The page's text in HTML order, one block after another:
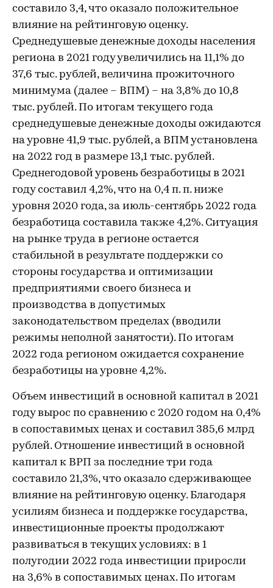
составило 3,4, что оказало положительное
влияние на рейтинговую оценку.
Среднедушевые денежные доходы населения
региона в 2021 году увеличились на 11,1% до
37,6 тыс. рублей, величина прожиточного
минимума (далее – ВПМ) – на 3,8% до 10,8
тыс. рублей. По итогам текущего года
среднедушевые денежные доходы ожидаются
на уровне 41,9 тыс. рублей, а ВПМ установлена
на 2022 год в размере 13,1 тыс. рублей.
Среднегодовой уровень безработицы в 2021
году составил 4,2%, что на 0,4 п. п. ниже
уровня 2020 года, за июль-сентябрь 2022 года
безработица составила также 4,2%. Ситуация
на рынке труда в регионе остается
стабильной в результате поддержки со
стороны государства и оптимизации
предприятиями своего бизнеса и
производства в допустимых
законодательством пределах (вводили
режимы неполной занятости). По итогам
2022 года регионом ожидается сохранение
безработицы на уровне 4,2%.
Объем инвестиций в основной капитал в 2021
году вырос по сравнению с 2020 годом на 0,4%
в сопоставимых ценах и составил 385,6 млрд
рублей. Отношение инвестиций в основной
капитал к ВРП за последние три года
составило 21,3%, что оказало сдерживающее
влияние на рейтинговую оценку. Благодаря
усилиям бизнеса и поддержке государства,
инвестиционные проекты продолжают
развиваться в текущих условиях: в 1
полугодии 2022 года инвестиции приросли
на 3,6% в сопоставимых ценах. По итогам